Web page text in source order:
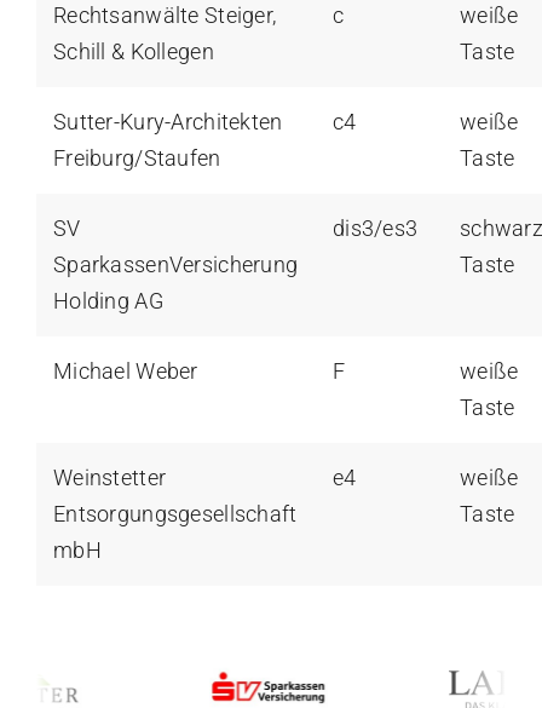
Rechtsanwälte Steiger,
Schill & Kollegen
c
weiße
Taste
Sutter-Kury-Architekten
Freiburg/Staufen
c4
weiße
Taste
SV
SparkassenVersicherung
Holding AG
dis3/es3
Taste
Michael Weber F
weiße
Taste
Weinstetter
Entsorgungsgesellschaft
mbH
e4
weiße
Taste